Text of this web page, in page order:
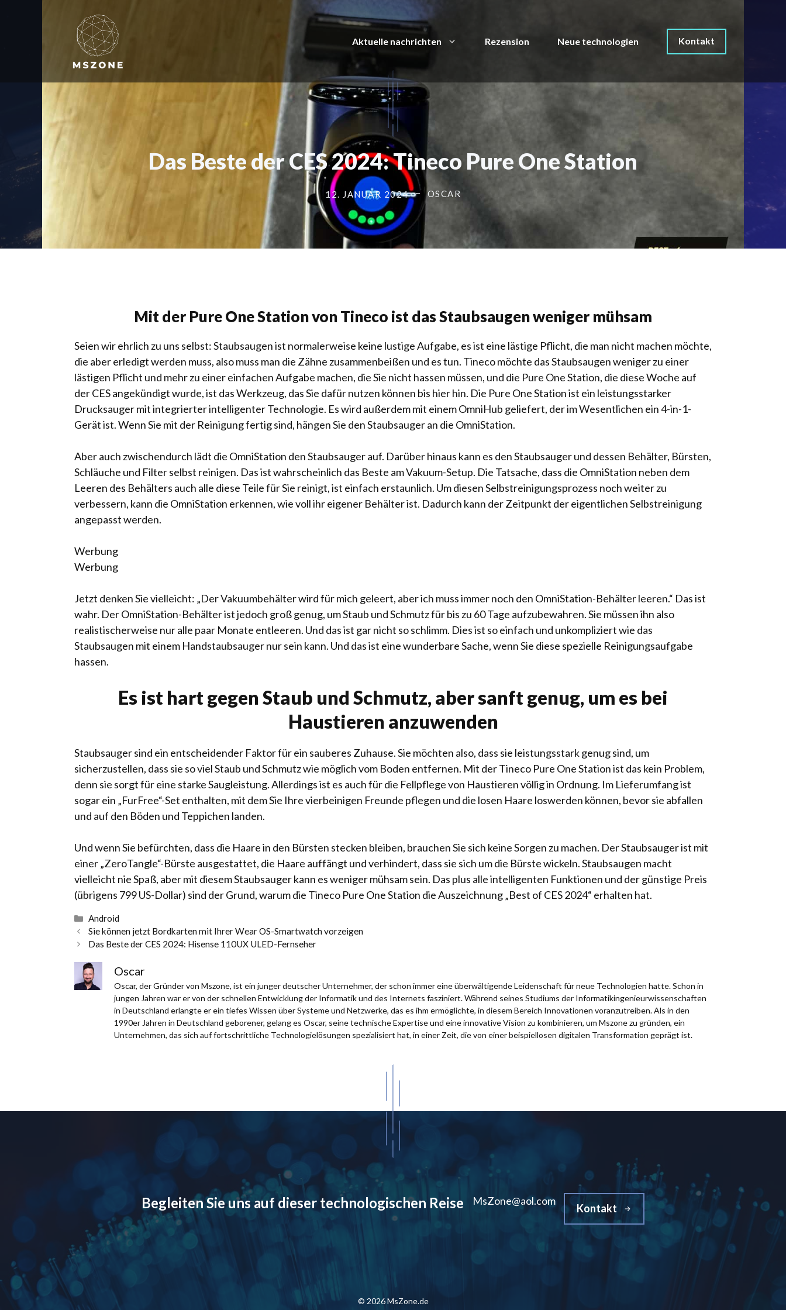
Aktuelle nachrichten Rezension Neue technologien Kontakt
Das Beste der CES 2024: Tineco Pure One Station
12. JANUAR 2024 OSCAR
Mit der Pure One Station von Tineco ist das Staubsaugen weniger mühsam
Seien wir ehrlich zu uns selbst: Staubsaugen ist normalerweise keine lustige Aufgabe, es ist eine lästige Pflicht, die man nicht machen möchte,
die aber erledigt werden muss, also muss man die Zähne zusammenbeißen und es tun. Tineco möchte das Staubsaugen weniger zu einer
lästigen Pflicht und mehr zu einer einfachen Aufgabe machen, die Sie nicht hassen müssen, und die Pure One Station, die diese Woche auf
der CES angekündigt wurde, ist das Werkzeug, das Sie dafür nutzen können bis hier hin. Die Pure One Station ist ein leistungsstarker
Drucksauger mit integrierter intelligenter Technologie. Es wird außerdem mit einem OmniHub geliefert, der im Wesentlichen ein 4-in-1-
Gerät ist. Wenn Sie mit der Reinigung fertig sind, hängen Sie den Staubsauger an die OmniStation.
Aber auch zwischendurch lädt die OmniStation den Staubsauger auf. Darüber hinaus kann es den Staubsauger und dessen Behälter, Bürsten,
Schläuche und Filter selbst reinigen. Das ist wahrscheinlich das Beste am Vakuum-Setup. Die Tatsache, dass die OmniStation neben dem
Leeren des Behälters auch alle diese Teile für Sie reinigt, ist einfach erstaunlich. Um diesen Selbstreinigungsprozess noch weiter zu
verbessern, kann die OmniStation erkennen, wie voll ihr eigener Behälter ist. Dadurch kann der Zeitpunkt der eigentlichen Selbstreinigung
angepasst werden.
Werbung
Werbung
Jetzt denken Sie vielleicht: „Der Vakuumbehälter wird für mich geleert, aber ich muss immer noch den OmniStation-Behälter leeren.“ Das ist
wahr. Der OmniStation-Behälter ist jedoch groß genug, um Staub und Schmutz für bis zu 60 Tage aufzubewahren. Sie müssen ihn also
realistischerweise nur alle paar Monate entleeren. Und das ist gar nicht so schlimm. Dies ist so einfach und unkompliziert wie das
Staubsaugen mit einem Handstaubsauger nur sein kann. Und das ist eine wunderbare Sache, wenn Sie diese spezielle Reinigungsaufgabe
hassen.
Es ist hart gegen Staub und Schmutz, aber sanft genug, um es bei
Haustieren anzuwenden
Staubsauger sind ein entscheidender Faktor für ein sauberes Zuhause. Sie möchten also, dass sie leistungsstark genug sind, um
sicherzustellen, dass sie so viel Staub und Schmutz wie möglich vom Boden entfernen. Mit der Tineco Pure One Station ist das kein Problem,
denn sie sorgt für eine starke Saugleistung. Allerdings ist es auch für die Fellpflege von Haustieren völlig in Ordnung. Im Lieferumfang ist
sogar ein „FurFree“-Set enthalten, mit dem Sie Ihre vierbeinigen Freunde pflegen und die losen Haare loswerden können, bevor sie abfallen
und auf den Böden und Teppichen landen.
Und wenn Sie befürchten, dass die Haare in den Bürsten stecken bleiben, brauchen Sie sich keine Sorgen zu machen. Der Staubsauger ist mit
einer „ZeroTangle“-Bürste ausgestattet, die Haare auffängt und verhindert, dass sie sich um die Bürste wickeln. Staubsaugen macht
vielleicht nie Spaß, aber mit diesem Staubsauger kann es weniger mühsam sein. Das plus alle intelligenten Funktionen und der günstige Preis
(übrigens 799 US-Dollar) sind der Grund, warum die Tineco Pure One Station die Auszeichnung „Best of CES 2024“ erhalten hat.
Kategorien
Android
Sie können jetzt Bordkarten mit Ihrer Wear OS-Smartwatch vorzeigen
Das Beste der CES 2024: Hisense 110UX ULED-Fernseher
Oscar
Oscar, der Gründer von Mszone, ist ein junger deutscher Unternehmer, der schon immer eine überwältigende Leidenschaft für neue Technologien hatte. Schon in
jungen Jahren war er von der schnellen Entwicklung der Informatik und des Internets fasziniert. Während seines Studiums der Informatikingenieurwissenschaften
in Deutschland erlangte er ein tiefes Wissen über Systeme und Netzwerke, das es ihm ermöglichte, in diesem Bereich Innovationen voranzutreiben. Als in den
1990er Jahren in Deutschland geborener, gelang es Oscar, seine technische Expertise und eine innovative Vision zu kombinieren, um Mszone zu gründen, ein
Unternehmen, das sich auf fortschrittliche Technologielösungen spezialisiert hat, in einer Zeit, die von einer beispiellosen digitalen Transformation geprägt ist.
Begleiten Sie uns auf dieser technologischen Reise MsZone@aol.com
Kontakt
© 2026 MsZone.de